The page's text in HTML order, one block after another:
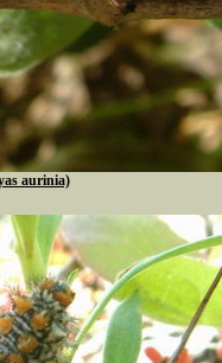
aurinia)